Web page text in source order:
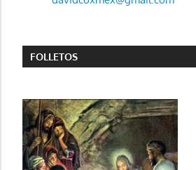
FOLLETOS